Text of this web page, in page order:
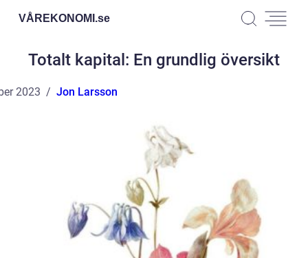
VÅREKONOMI.se
Totalt kapital: En grundlig översikt
2023 Jon Larsson